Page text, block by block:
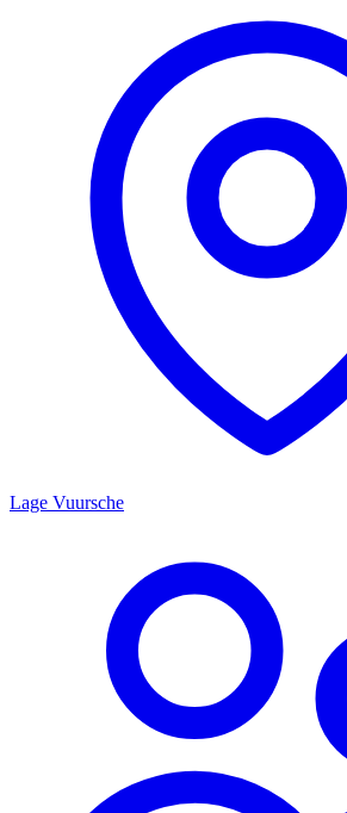
Lage Vuursche